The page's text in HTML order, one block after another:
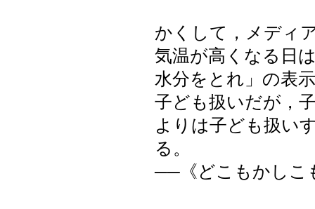
かくして，メディ
気温が高くなる日
水分をとれ」の表
子ども扱いだが，
よりは子ども扱い
る。
──《どこもかしこ